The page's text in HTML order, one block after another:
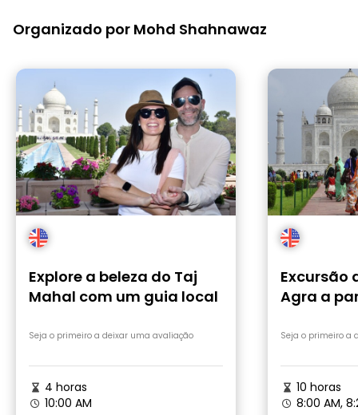
Organizado por Mohd Shahnawaz
Explore a beleza do Taj
Mahal com um guia local
Seja o primeiro a deixar uma avaliação
4 horas
10:00 AM
Excursão
Agra a
Seja o primeiro a
10 horas
8:00 AM,